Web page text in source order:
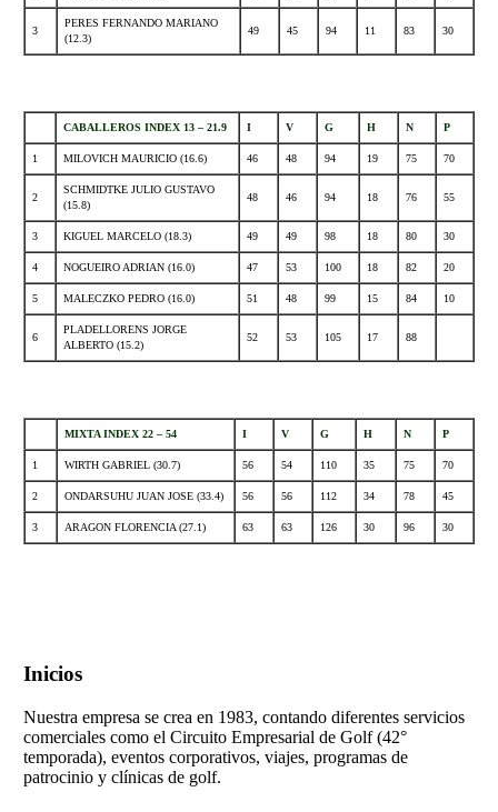
3
PERES FERNANDO MARIANO
(12.3)
49 45 94 11 83 30
CABALLEROS INDEX 13 – 21.9 I V G H N P
1 MILOVICH MAURICIO (16.6) 46 48 94 19 75 70
2
SCHMIDTKE JULIO GUSTAVO
(15.8)
48 46 94 18 76 55
3 KIGUEL MARCELO (18.3) 49 49 98 18 80 30
4 NOGUEIRO ADRIAN (16.0) 47 53 100 18 82 20
5 MALECZKO PEDRO (16.0) 51 48 99 15 84 10
6
PLADELLORENS JORGE
ALBERTO (15.2)
52 53 105 17 88
MIXTA INDEX 22 – 54 I V G H N P
1 WIRTH GABRIEL (30.7) 56 54 110 35 75 70
2 ONDARSUHU JUAN JOSE (33.4) 56 56 112 34 78 45
3 ARAGON FLORENCIA (27.1) 63 63 126 30 96 30
Inicios
Nuestra empresa se crea en 1983, contando diferentes servicios
comerciales como el Circuito Empresarial de Golf (42°
temporada), eventos corporativos, viajes, programas de
patrocinio y clínicas de golf.